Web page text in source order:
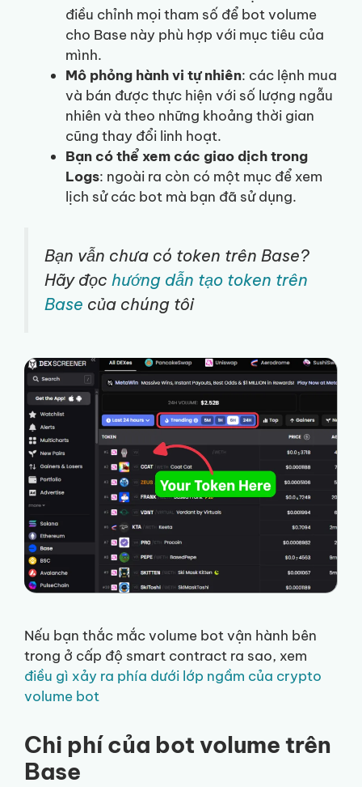
điều chỉnh mọi tham số để bot volume
cho Base này phù hợp với mục tiêu của
mình.
Mô phỏng hành vi tự nhiên: các lệnh mua
và bán được thực hiện với số lượng ngẫu
nhiên và theo những khoảng thời gian
cũng thay đổi linh hoạt.
Bạn có thể xem các giao dịch trong
Logs: ngoài ra còn có một mục để xem
lịch sử các bot mà bạn đã sử dụng.
Bạn vẫn chưa có token trên Base?
Hãy đọc hướng dẫn tạo token trên
Base của chúng tôi
Nếu bạn thắc mắc volume bot vận hành bên
trong ở cấp độ smart contract ra sao, xem
điều gì xảy ra phía dưới lớp ngầm của crypto
volume bot
Chi phí của bot volume trên
Base